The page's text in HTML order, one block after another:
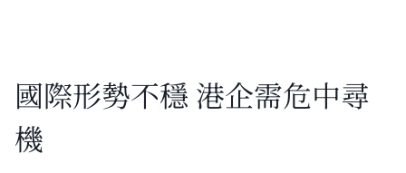
國際形勢不穩 港企需危中尋
機